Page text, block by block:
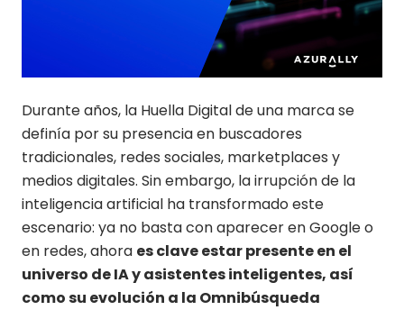
Durante años, la Huella Digital de una marca se
definía por su presencia en buscadores
tradicionales, redes sociales, marketplaces y
medios digitales. Sin embargo, la irrupción de la
inteligencia artificial ha transformado este
escenario: ya no basta con aparecer en Google o
en redes, ahora es clave estar presente en el
universo de IA y asistentes inteligentes, así
como su evolución a la Omnibúsqueda